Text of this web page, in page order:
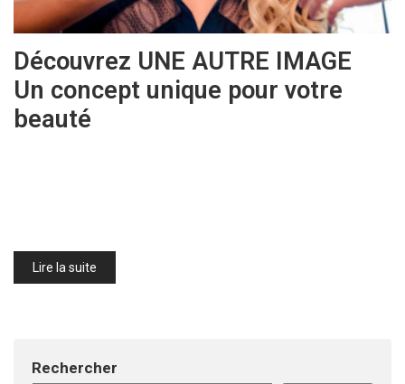
Découvrez UNE AUTRE IMAGE
Un concept unique pour votre
beauté
Lire la suite
Rechercher